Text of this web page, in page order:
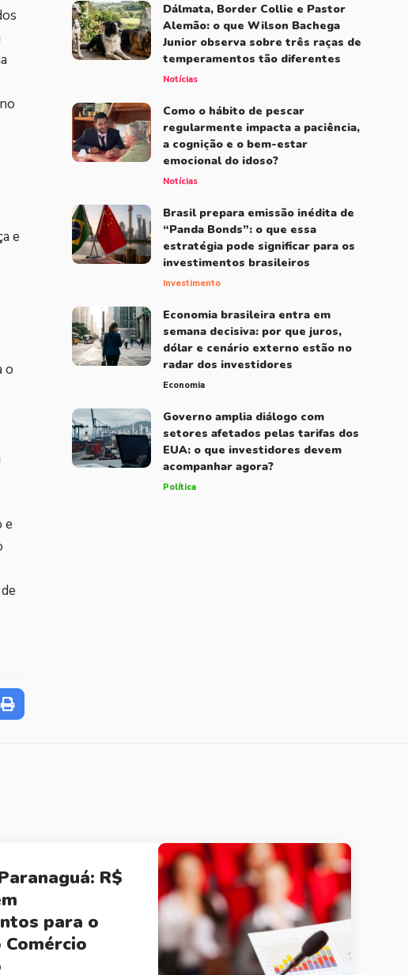
e
o
e
Dálmata, Border Collie e Pastor
Alemão: o que Wilson Bachega
Junior observa sobre três raças de
temperamentos tão diferentes
Notícias
Como o hábito de pescar
regularmente impacta a paciência,
a cognição e o bem-estar
emocional do idoso?
Notícias
Brasil prepara emissão inédita de
“Panda Bonds”: o que essa
estratégia pode significar para os
investimentos brasileiros
Investimento
Economia brasileira entra em
semana decisiva: por que juros,
dólar e cenário externo estão no
radar dos investidores
Economia
Governo amplia diálogo com
setores afetados pelas tarifas dos
EUA: o que investidores devem
acompanhar agora?
Política
R$
para o